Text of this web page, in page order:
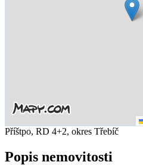
Příštpo, RD 4+2, okres Třebíč
Popis nemovitosti